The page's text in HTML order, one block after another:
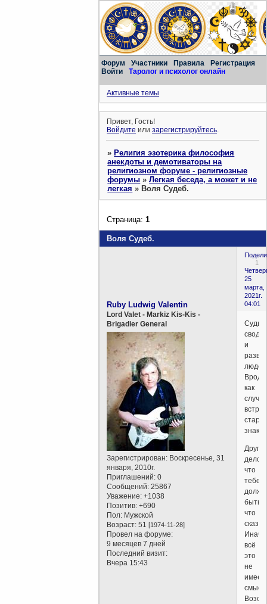
Форум Участники Правила
Регистрация
Войти
Таролог и психолог онлайн
Активные темы
Привет, Гость!
Войдите илизарегистрируйтесь.
»Религия эзотерика философия
анекдоты и демотиваторы на
религиозном форуме - религиозные
форумы »Легкая беседа, а может и не
легкая »Воля Судеб.
Воля Судеб.
Страница:1
1
25
марта,
2021г.
04:01
Ruby Ludwig Valentin
Lord Valet - Markiz Kis-Kis -
Brigadier General
Зарегистрирован: Воскресенье, 31
января, 2010г.
Приглашений: 0
Сообщений: 25867
Уважение: +1038
Позитив: +690
Пол: Мужской
Возраст: 51[1974-11-28]
Провел на форуме:
9 месяцев 7 дней
Последний визит:
Вчера 15:43
сводит
и
Вроде
как
Другое
дело,
что
тебе
быть
что
Иначе
всё
это
не
имеет